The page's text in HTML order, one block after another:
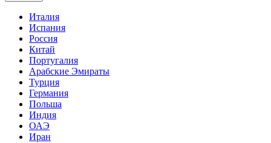
Италия
Испания
Россия
Китай
Португалия
Арабские Эмираты
Турция
Германия
Польша
Индия
ОАЭ
Иран